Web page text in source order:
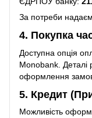
За потреби
4. Покупка
Доступна опція
Monobank. Деталі
оформлення
5. Кредит
Можливість